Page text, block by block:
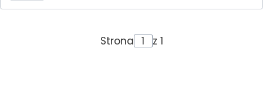
Strona z 1